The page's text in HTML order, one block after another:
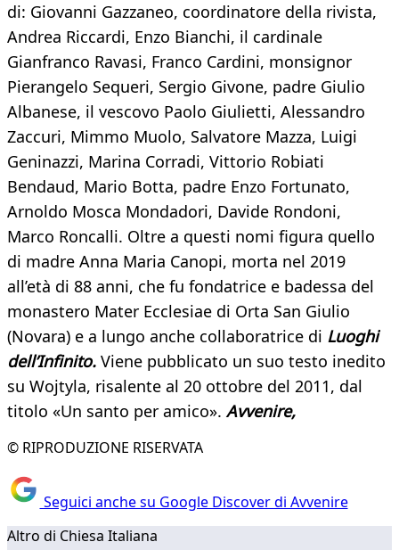
di: Giovanni Gazzaneo, coordinatore della rivista,
Andrea Riccardi, Enzo Bianchi, il cardinale
Gianfranco Ravasi, Franco Cardini, monsignor
Pierangelo Sequeri, Sergio Givone, padre Giulio
Albanese, il vescovo Paolo Giulietti, Alessandro
Zaccuri, Mimmo Muolo, Salvatore Mazza, Luigi
Geninazzi, Marina Corradi, Vittorio Robiati
Bendaud, Mario Botta, padre Enzo Fortunato,
Arnoldo Mosca Mondadori, Davide Rondoni,
Marco Roncalli. Oltre a questi nomi figura quello
di madre Anna Maria Canopi, morta nel 2019
all’età di 88 anni, che fu fondatrice e badessa del
monastero Mater Ecclesiae di Orta San Giulio
(Novara) e a lungo anche collaboratrice di Luoghi
dell’Infinito. Viene pubblicato un suo testo inedito
su Wojtyla, risalente al 20 ottobre del 2011, dal
titolo «Un santo per amico». Avvenire,
© RIPRODUZIONE RISERVATA
Seguici anche su Google Discover di Avvenire
Altro di Chiesa Italiana